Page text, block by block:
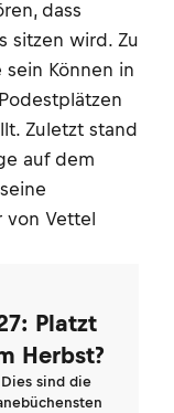
dass
sitzen wird. Zu
Können in
Zuletzt stand
auf dem
von Vettel
Platzt
Herbst?
sind die